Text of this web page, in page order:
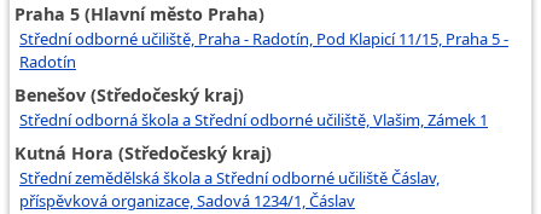
Praha 5 (Hlavní město Praha)
Střední odborné učiliště, Praha - Radotín, Pod Klapicí 11/15, Praha 5 -
Radotín
Benešov (Středočeský kraj)
Střední odborná škola a Střední odborné učiliště, Vlašim, Zámek 1
Kutná Hora (Středočeský kraj)
Střední zemědělská škola a Střední odborné učiliště Čáslav,
příspěvková organizace, Sadová 1234/1, Čáslav